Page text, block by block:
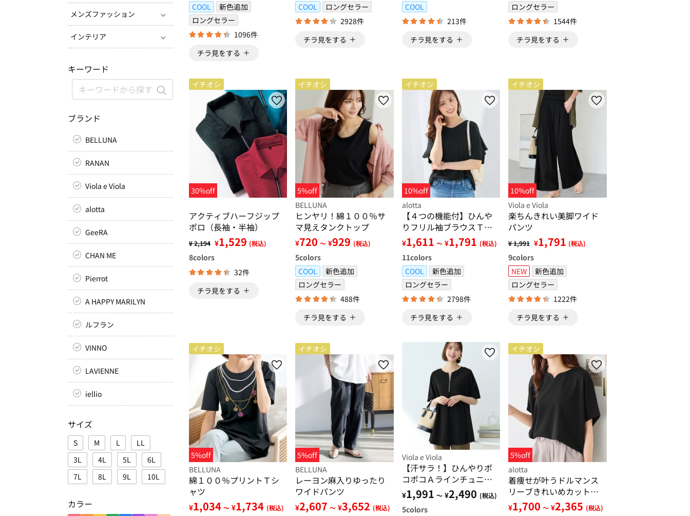
メンズファッション
インテリア
キーワード
ブランド
BELLUNA
RANAN
Viola e Viola
alotta
GeeRA
CHAN ME
Pierrot
A HAPPY MARILYN
ルフラン
VINNO
LAVIENNE
iellio
サイズ
S M L
LL
3L
4L 5L
6L
7L
8L 9L 10L
カラー
COOL
新色追加
ロングセラー
1096件
チラ見をする
COOL
ロングセラー
2928件
チラ見をする
COOL
213件
チラ見をする
ロングセラー
1544件
チラ見をする
イチオシ
30%off
アクティブハーフジップ
ポロ（長袖・半袖）
¥ 2,194 ¥1,529 (税込)
8colors
32件
チラ見をする
イチオシ
5%off
BELLUNA
ヒンヤリ！綿１００％サ
マ見えタンクトップ
¥720 ～ ¥929 (税込)
5colors
COOL
新色追加
ロングセラー
488件
チラ見をする
イチオシ
10%off
alotta
【４つの機能付】ひんや
りフリル袖ブラウスＴシ
ャツ
¥1,611 ～ ¥1,791 (税込)
11colors
COOL
新色追加
ロングセラー
2798件
チラ見をする
イチオシ
10%off
Viola e Viola
楽ちんきれい美脚ワイド
パンツ
¥ 1,991 ¥1,791 (税込)
9colors
NEW
新色追加
ロングセラー
1222件
チラ見をする
イチオシ
5%off
BELLUNA
綿１００％プリントＴシ
ャツ
¥1,034 ～ ¥1,734 (税込)
イチオシ
5%off
BELLUNA
レーヨン麻入りゆったり
ワイドパンツ
¥2,607 ～ ¥3,652 (税込)
Viola e Viola
【汗サラ！】ひんやりポ
コポコＡラインチュニッ
ク
¥1,991 ～ ¥2,490 (税込)
5colors
イチオシ
5%off
alotta
着痩せが叶うドルマンス
リーブきれいめカットソ
ー
¥1,700 ～ ¥2,365 (税込)